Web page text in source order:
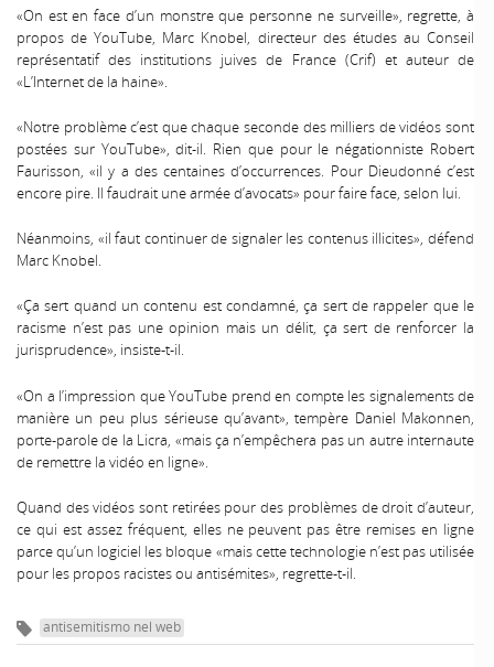
«On est en face d’un monstre que personne ne surveille», regrette, à
propos de YouTube, Marc Knobel, directeur des études au Conseil
représentatif des institutions juives de France (Crif) et auteur de
«L’Internet de la haine».
«Notre problème c’est que chaque seconde des milliers de vidéos sont
postées sur YouTube», dit-il. Rien que pour le négationniste Robert
Faurisson, «il y a des centaines d’occurrences. Pour Dieudonné c’est
encore pire. Il faudrait une armée d’avocats» pour faire face, selon lui.
Néanmoins, «il faut continuer de signaler les contenus illicites», défend
Marc Knobel.
«Ça sert quand un contenu est condamné, ça sert de rappeler que le
racisme n’est pas une opinion mais un délit, ça sert de renforcer la
jurisprudence», insiste-t-il.
«On a l’impression que YouTube prend en compte les signalements de
manière un peu plus sérieuse qu’avant», tempère Daniel Makonnen,
porte-parole de la Licra, «mais ça n’empêchera pas un autre internaute
de remettre la vidéo en ligne».
Quand des vidéos sont retirées pour des problèmes de droit d’auteur,
ce qui est assez fréquent, elles ne peuvent pas être remises en ligne
parce qu’un logiciel les bloque «mais cette technologie n’est pas utilisée
pour les propos racistes ou antisémites», regrette-t-il.
antisemitismo nel web